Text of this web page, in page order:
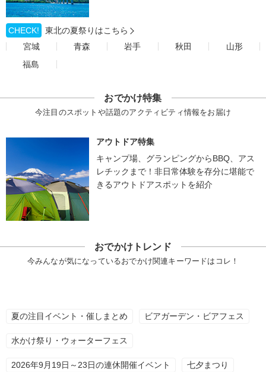
CHECK!
東北の夏祭りはこちら
宮城
青森 岩手 秋田
山形
福島
おでかけ特集
今注目のスポットや話題のアクティビティ情報をお届け
アウトドア特集
キャンプ場、グランピングからBBQ、アス
レチックまで！非日常体験を存分に堪能で
きるアウトドアスポットを紹介
おでかけトレンド
今みんなが気になっているおでかけ関連キーワードはコレ！
夏の注目イベント・催しまとめ ビアガーデン・ビアフェス
水かけ祭り・ウォーターフェス
2026年9月19日～23日の連休開催イベント 七夕まつり